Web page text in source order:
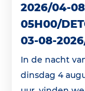
2026/04-
05H00/
03-08-
In de nacht
dinsdag 4